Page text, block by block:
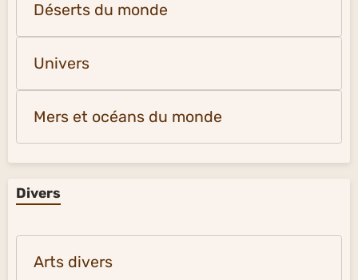
Déserts du monde
Univers
Mers et océans du monde
Divers
Arts divers